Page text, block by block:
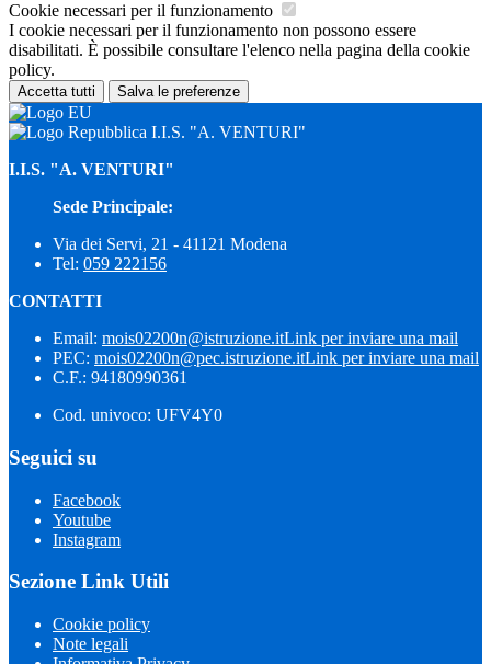
Cookie necessari per il funzionamento
I cookie necessari per il funzionamento non possono essere
disabilitati. È possibile consultare l'elenco nella pagina della cookie
policy.
Accetta tutti Salva le preferenze
I.I.S. "A. VENTURI"
I.I.S. "A. VENTURI"
Sede Principale:
Via dei Servi, 21 - 41121 Modena
Tel: 059 222156
CONTATTI
Email: mois02200n@istruzione.itLink per inviare una mail
PEC: mois02200n@pec.istruzione.itLink per inviare una mail
C.F.: 94180990361
Cod. univoco: UFV4Y0
Seguici su
Facebook
Youtube
Instagram
Sezione Link Utili
Cookie policy
Note legali